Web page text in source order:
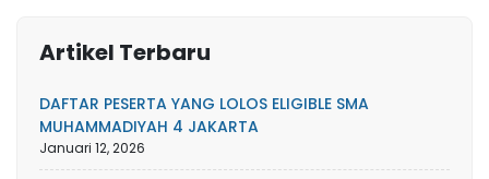
Artikel Terbaru
DAFTAR PESERTA YANG LOLOS ELIGIBLE SMA
MUHAMMADIYAH 4 JAKARTA
Januari 12, 2026